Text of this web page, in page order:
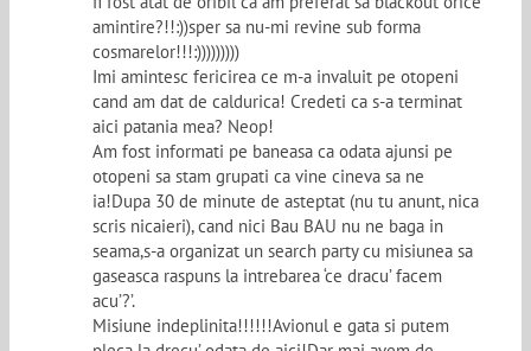
amintire?!!:))sper sa nu-mi revine sub forma
cosmarelor!!!:)))))))))
Imi amintesc fericirea ce m-a invaluit pe otopeni
cand am dat de caldurica! Credeti ca s-a terminat
aici patania mea? Neop!
Am fost informati pe baneasa ca odata ajunsi pe
otopeni sa stam grupati ca vine cineva sa ne
ia!Dupa 30 de minute de asteptat (nu tu anunt, nica
scris nicaieri), cand nici Bau BAU nu ne baga in
seama,s-a organizat un search party cu misiunea sa
gaseasca raspuns la intrebarea ‘ce dracu’ facem
acu’?’.
Misiune indeplinita!!!!!!Avionul e gata si putem